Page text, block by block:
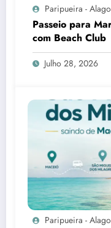
Paripueira -
Passeio para
com Beach Club
Julho 28, 2026
Paripueira -